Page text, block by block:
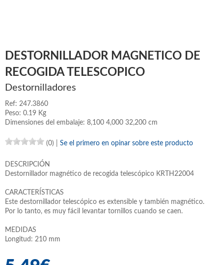
DESTORNILLADOR MAGNETICO DE
RECOGIDA TELESCOPICO
Destornilladores
Ref: 247.3860
Peso: 0.19 Kg
Dimensiones del embalaje: 8,100 4,000 32,200 cm
(0) Se el primero en opinar sobre este producto
DESCRIPCIÓN
Destornillador magnético de recogida telescópico KRTH22004
CARACTERÍSTICAS
Este destornillador telescópico es extensible y también magnético.
Por lo tanto, es muy fácil levantar tornillos cuando se caen.
MEDIDAS
Longitud: 210 mm